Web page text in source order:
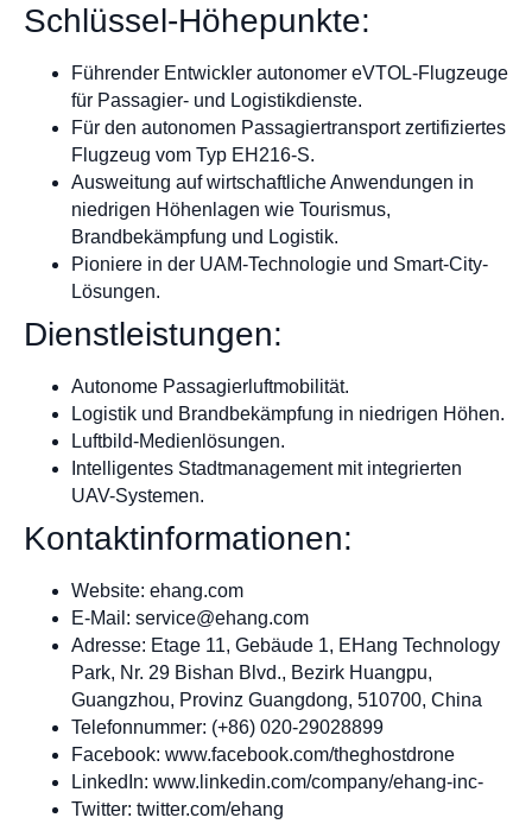
Schlüssel-Höhepunkte:
Führender Entwickler autonomer eVTOL-Flugzeuge
für Passagier- und Logistikdienste.
Für den autonomen Passagiertransport zertifiziertes
Flugzeug vom Typ EH216-S.
Ausweitung auf wirtschaftliche Anwendungen in
niedrigen Höhenlagen wie Tourismus,
Brandbekämpfung und Logistik.
Pioniere in der UAM-Technologie und Smart-City-
Lösungen.
Dienstleistungen:
Autonome Passagierluftmobilität.
Logistik und Brandbekämpfung in niedrigen Höhen.
Luftbild-Medienlösungen.
Intelligentes Stadtmanagement mit integrierten
UAV-Systemen.
Kontaktinformationen:
Website: ehang.com
E-Mail: service@ehang.com
Adresse: Etage 11, Gebäude 1, EHang Technology
Park, Nr. 29 Bishan Blvd., Bezirk Huangpu,
Guangzhou, Provinz Guangdong, 510700, China
Telefonnummer: (+86) 020-29028899
Facebook: www.facebook.com/theghostdrone
LinkedIn: www.linkedin.com/company/ehang-inc-
Twitter: twitter.com/ehang